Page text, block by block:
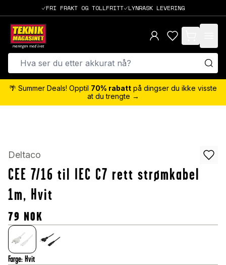
FRI FRAKT OG TOLLFRITT LYNRASK LEVERING
items in cart,
🌴 Summer Deals! Opptil 70% rabatt på dingser du ikke visste
at du trengte →
Deltaco
CEE 7/16 til IEC C7 rett strømkabel
1m, Hvit
79 NOK
Farge: Hvit